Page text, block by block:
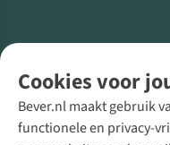
Cookies voor
Bever.nl maakt gebruik
functionele en privacy-